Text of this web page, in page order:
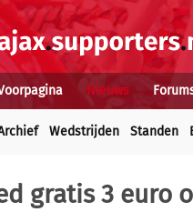
Nieuws
Wedstrijden Standen
gratis 3 euro